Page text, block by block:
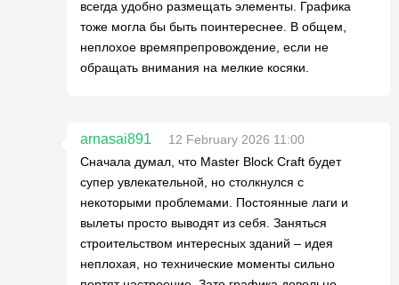
всегда удобно размещать элементы. Графика
тоже могла бы быть поинтереснее. В общем,
неплохое времяпрепровождение, если не
обращать внимания на мелкие косяки.
arnasai891
12 February 2026 11:00
Сначала думал, что Master Block Craft будет
супер увлекательной, но столкнулся с
некоторыми проблемами. Постоянные лаги и
вылеты просто выводят из себя. Заняться
строительством интересных зданий – идея
неплохая, но технические моменты сильно